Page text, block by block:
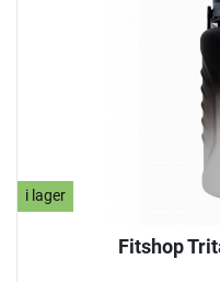
i lager
Fitshop